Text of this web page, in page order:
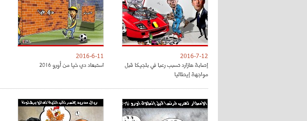
2016-7-12
إصابة هازارد تسبب رعبا في بلجيكا قبل
مواجهة إيطاليا
2016-6-11
استبعاد دي خيا من أورو 2016